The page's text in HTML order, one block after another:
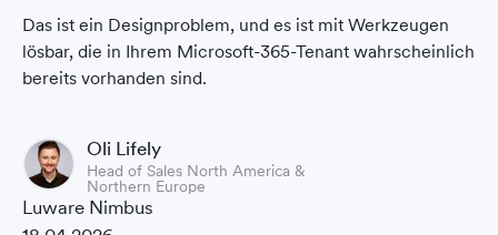
Das ist ein Designproblem, und es ist mit Werkzeugen
lösbar, die in Ihrem Microsoft-365-Tenant wahrscheinlich
bereits vorhanden sind.
Oli Lifely
Head of Sales North America &
Northern Europe
Luware Nimbus